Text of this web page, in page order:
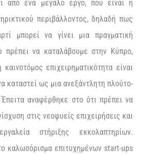
από ένα μεγάλο έργο, που είναι η
περιβάλλοντος, δηλαδή πως
μπορεί να γίνει μια πραγματική
πρέπει να καταλάβουμε στην Κύπρο,
επιχειρηματικότητα είναι
καταστεί ως μια ανεξάντλητη πλούτο-
αναφέρθηκε στο ότι πρέπει να
στις νεοφυείς επιχειρήσεις και
στήριξης εκκολαπτηρίων.
καλωσόρισμα επιτυχημένων start-ups